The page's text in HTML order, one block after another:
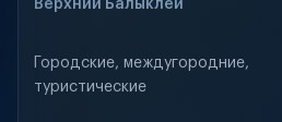
Верхний Балыклей
Городские, междугородние,
туристические